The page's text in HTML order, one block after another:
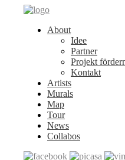
About
Idee
Partner
Projekt
Kontakt
Artists
Murals
Map
Tour
News
Collabos